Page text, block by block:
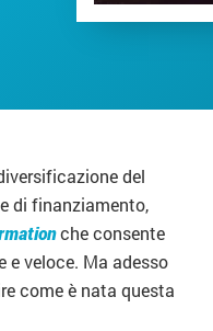
del
di finanziamento,
che consente
veloce. Ma adesso
come è nata questa